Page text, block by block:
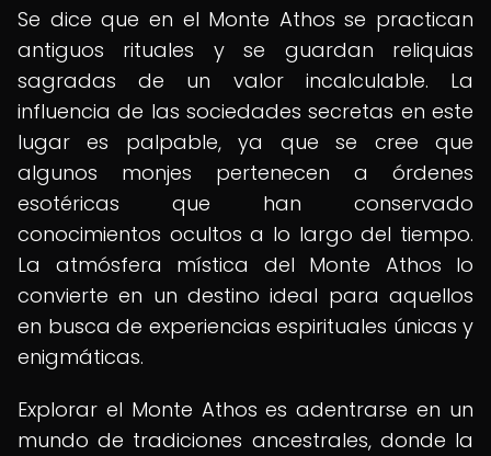
Se dice que en el Monte Athos se practican
antiguos rituales y se guardan reliquias
sagradas de un valor incalculable. La
influencia de las sociedades secretas en este
lugar es palpable, ya que se cree que
algunos monjes pertenecen a órdenes
esotéricas que han conservado
conocimientos ocultos a lo largo del tiempo.
La atmósfera mística del Monte Athos lo
convierte en un destino ideal para aquellos
en busca de experiencias espirituales únicas y
enigmáticas.
Explorar el Monte Athos es adentrarse en un
mundo de tradiciones ancestrales, donde la